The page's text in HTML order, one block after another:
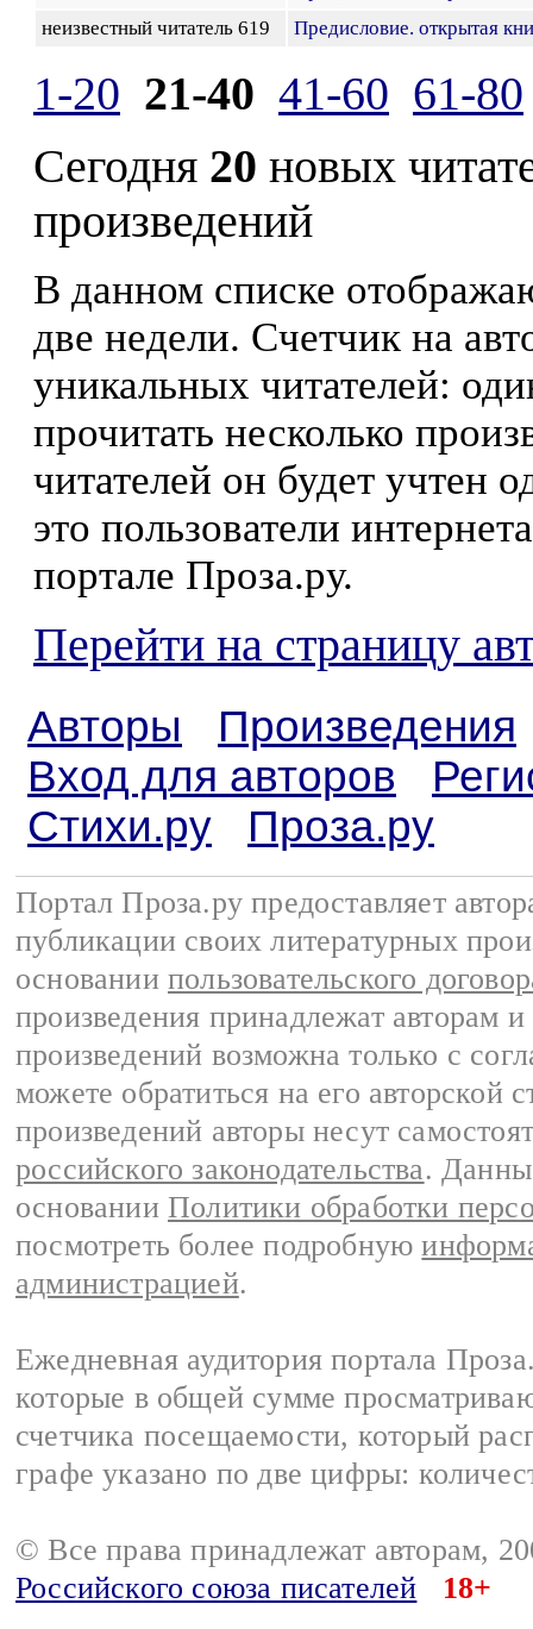
неизвестный читатель 619
Предисловие. открытая
1-20 21-40 41-60 61-80
Сегодня 20 новых
произведений
В данном списке
две недели. Счетчик на
уникальных читателей:
прочитать несколько
читателей он будет учтен
это пользователи
портале Проза.ру.
Перейти на страницу
Авторы
Произведения
Вход для авторов
Стихи.ру
Проза.ру
Портал Проза.ру предоставляет
публикации своих литературных
основании пользовательского
произведения принадлежат авторам
произведений возможна только с
можете обратиться на его авторской
произведений авторы несут
российского законодательства.
основании Политики обработки
посмотреть более подробную
администрацией.
Ежедневная аудитория портала
которые в общей сумме
счетчика посещаемости, который
графе указано по две цифры:
© Все права принадлежат авторам,
Российского союза писателей
18+